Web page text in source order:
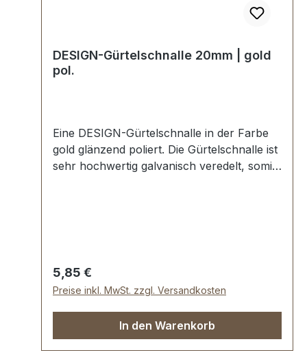
DESIGN-Gürtelschnalle 20mm | gold
pol.
Eine DESIGN-Gürtelschnalle in der Farbe
gold glänzend poliert. Die Gürtelschnalle ist
sehr hochwertig galvanisch veredelt, somit
Regulärer Preis:
5,85 €
Preise inkl. MwSt. zzgl. Versandkosten
In den Warenkorb